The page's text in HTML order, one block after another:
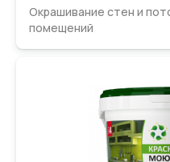
Окрашивание стен и
помещений